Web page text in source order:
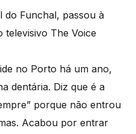
do Funchal, passou à
televisivo The Voice
no Porto há um ano,
dentária. Diz que é a
porque não entrou
Acabou por entrar